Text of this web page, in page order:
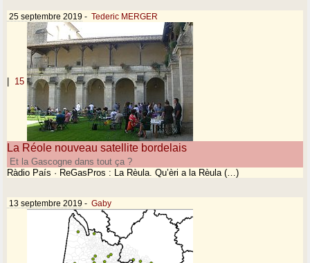
25 septembre 2019 - Tederic MERGER
| 15
La Réole nouveau satellite bordelais
Et la Gascogne dans tout ça ?
Ràdio País · ReGasPros : La Rèula. Qu’èri a la Rèula (…)
13 septembre 2019 - Gaby